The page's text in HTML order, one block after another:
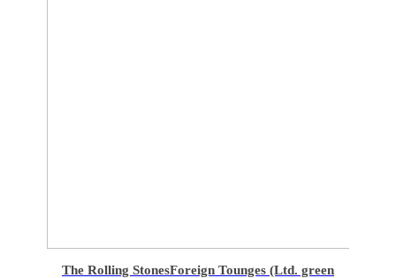
The Rolling StonesForeign Tounges (Ltd. green